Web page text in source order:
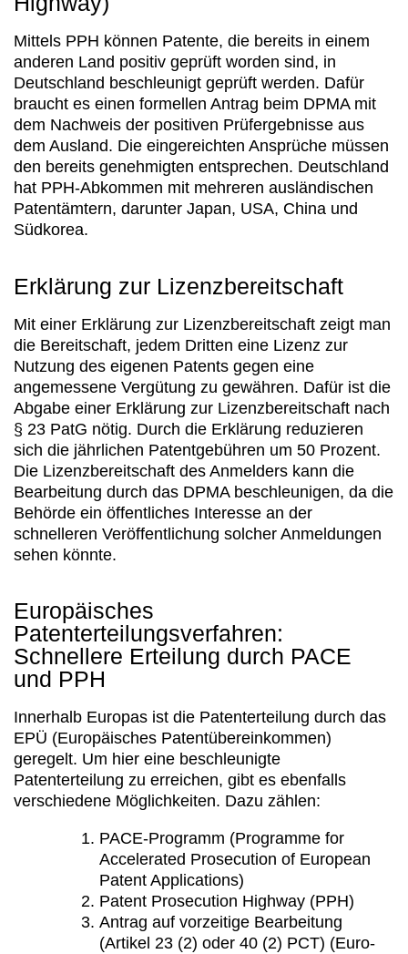
Mittels PPH können Patente, die bereits in einem
anderen Land positiv geprüft worden sind, in
Deutschland beschleunigt geprüft werden. Dafür
braucht es einen formellen Antrag beim DPMA mit
dem Nachweis der positiven Prüfergebnisse aus
dem Ausland. Die eingereichten Ansprüche müssen
den bereits genehmigten entsprechen. Deutschland
hat PPH-Abkommen mit mehreren ausländischen
Patentämtern, darunter Japan, USA, China und
Südkorea.
Erklärung zur Lizenzbereitschaft
Mit einer Erklärung zur Lizenzbereitschaft zeigt man
die Bereitschaft, jedem Dritten eine Lizenz zur
Nutzung des eigenen Patents gegen eine
angemessene Vergütung zu gewähren. Dafür ist die
Abgabe einer Erklärung zur Lizenzbereitschaft nach
§ 23 PatG nötig. Durch die Erklärung reduzieren
sich die jährlichen Patentgebühren um 50 Prozent.
Die Lizenzbereitschaft des Anmelders kann die
Bearbeitung durch das DPMA beschleunigen, da die
Behörde ein öffentliches Interesse an der
schnelleren Veröffentlichung solcher Anmeldungen
sehen könnte.
Europäisches
Patenterteilungsverfahren:
Schnellere Erteilung durch PACE
und PPH
Innerhalb Europas ist die Patenterteilung durch das
EPÜ (Europäisches Patentübereinkommen)
geregelt. Um hier eine beschleunigte
Patenterteilung zu erreichen, gibt es ebenfalls
verschiedene Möglichkeiten. Dazu zählen:
PACE-Programm (Programme for
Accelerated Prosecution of European
Patent Applications)
Patent Prosecution Highway (PPH)
Antrag auf vorzeitige Bearbeitung
(Artikel 23 (2) oder 40 (2) PCT) (Euro-